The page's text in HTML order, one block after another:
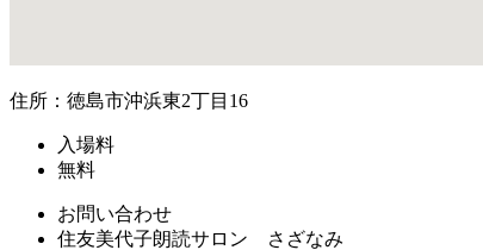
住所：徳島市沖浜東2丁目16
入場料
無料
お問い合わせ
住友美代子朗読サロン さざなみ